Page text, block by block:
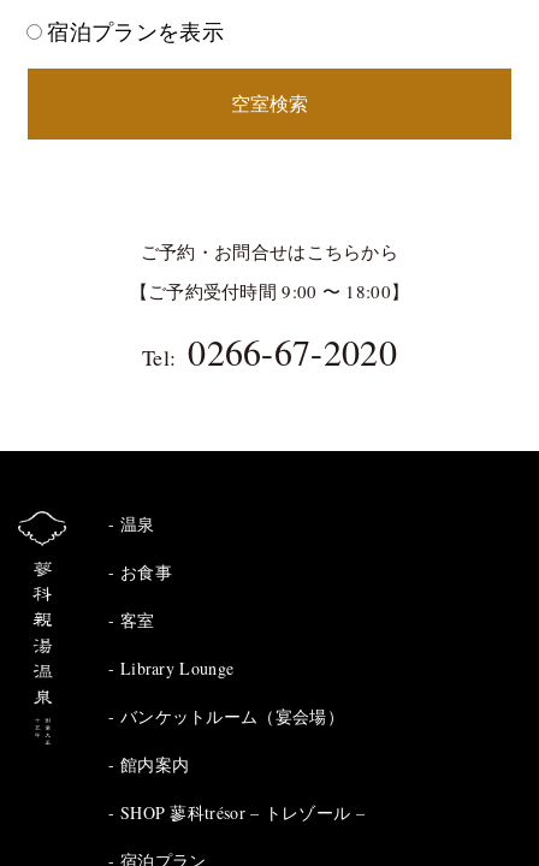
宿泊プランを表示
空室検索
ご予約・お問合せはこちらから
【ご予約受付時間 9:00 〜 18:00】
Tel: 0266-67-2020
温泉
お食事
客室
Library Lounge
バンケットルーム（宴会場）
館内案内
SHOP 蓼科trésor – トレゾール –
宿泊プラン